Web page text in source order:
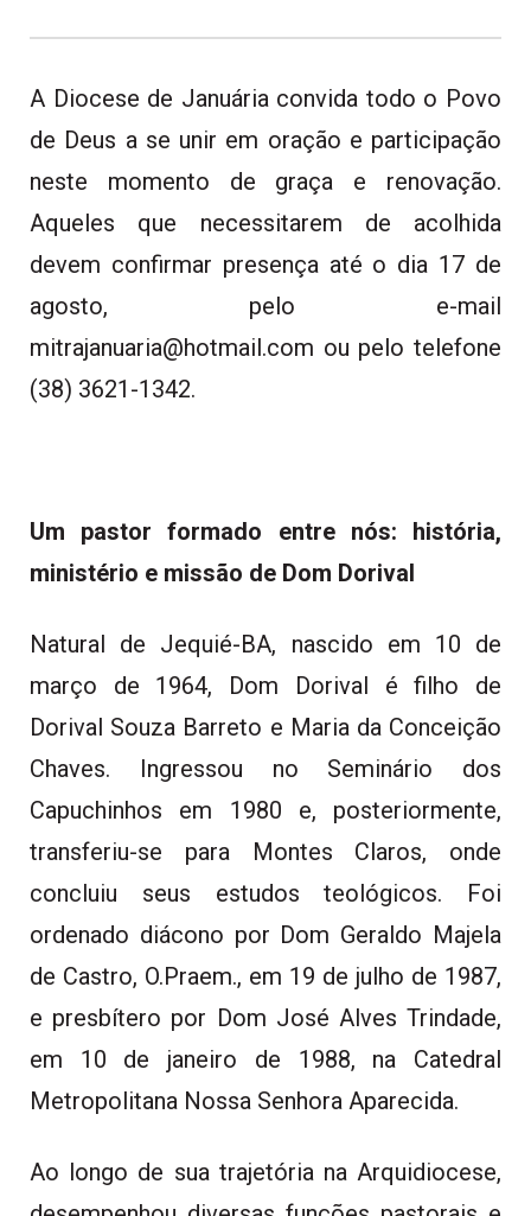
A Diocese de Januária convida todo o Povo
de Deus a se unir em oração e participação
neste momento de graça e renovação.
Aqueles que necessitarem de acolhida
devem confirmar presença até o dia 17 de
agosto, pelo e-mail
mitrajanuaria@hotmail.com ou pelo telefone
(38) 3621-1342.
Um pastor formado entre nós: história,
ministério e missão de Dom Dorival
Natural de Jequié-BA, nascido em 10 de
março de 1964, Dom Dorival é filho de
Dorival Souza Barreto e Maria da Conceição
Chaves. Ingressou no Seminário dos
Capuchinhos em 1980 e, posteriormente,
transferiu-se para Montes Claros, onde
concluiu seus estudos teológicos. Foi
ordenado diácono por Dom Geraldo Majela
de Castro, O.Praem., em 19 de julho de 1987,
e presbítero por Dom José Alves Trindade,
em 10 de janeiro de 1988, na Catedral
Metropolitana Nossa Senhora Aparecida.
Ao longo de sua trajetória na Arquidiocese,